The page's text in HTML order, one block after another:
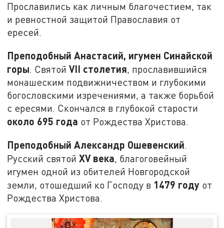
Прославились как личным благочестием, так
и ревностной защитой Православия от
ересей.
Преподобный Анастасий, игумен Синайской
горы. СвятойVII столетия, прославившийся
монашеским подвижничеством и глубокими
богословскими изречениями, а также борьбой
с ересями. Скончался в глубокой старости
около 695 года от Рождества Христова.
Преподобный Александр Ошевенский.
Русский святойXV века, благоговейный
игумен одной из обителей Новгородской
земли, отошедший ко Господу в 1479 году от
Рождества Христова.